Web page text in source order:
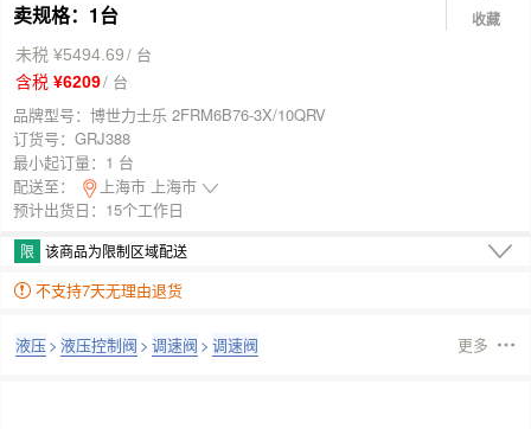
卖规格：1台
收藏
未税 ¥5494.69/ 台
含税 ¥6209/ 台
品牌型号： 博世力士乐 2FRM6B76-3X/10QRV
订货号： GRJ388
最小起订量： 1 台
配送至：
上海市 上海市
预计出货日：15个工作日
限 该商品为限制区域配送
不支持7天无理由退货
液压> 液压控制阀 > 调速阀 > 调速阀 更多